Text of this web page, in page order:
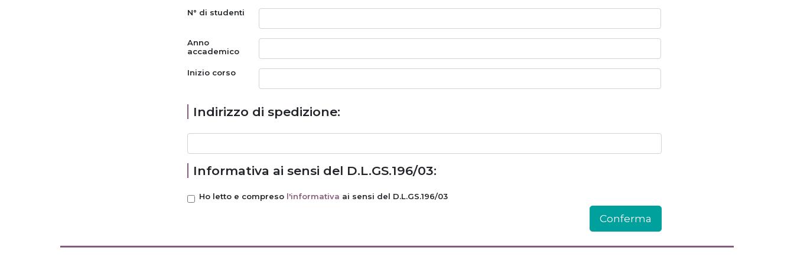
N° di studenti
Anno
accademico
Inizio corso
Indirizzo di spedizione:
Informativa ai sensi del D.L.GS.196/03:
Ho letto e compreso l'informativa ai sensi del D.L.GS.196/03